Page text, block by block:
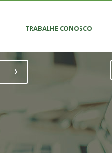
TRABALHE CONOSCO